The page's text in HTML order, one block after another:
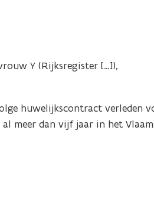
Y (Rijksregister […]),
huwelijkscontract verleden
meer dan vijf jaar in het